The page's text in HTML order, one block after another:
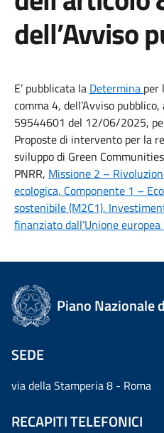
dell’Avviso
E’ pubblicata la Determina per
comma 4, dell’Avviso
59544601 del 12/06/2025,
Proposte di intervento per la
sviluppo di Green
PNRR, Missione 2 –
ecologica, Componente 1 –
sostenibile (M2C1),
finanziato dall’Unione
Piano Nazionale
SEDE
via della Stamperia 8 - Roma
RECAPITI TELEFONICI